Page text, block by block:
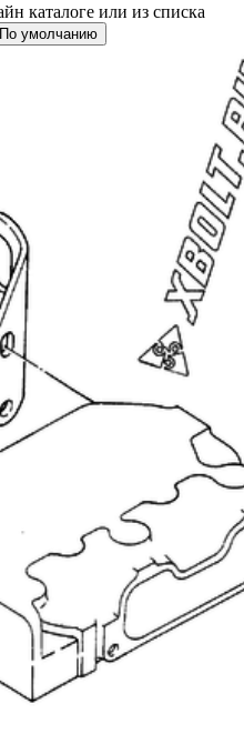
каталоге или из списка
По умолчанию